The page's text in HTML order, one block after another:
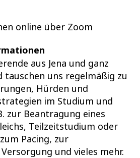
online über Zoom
aus Jena und ganz
tauschen uns regelmäßig zu
Hürden und
im Studium und
zur Beantragung eines
Teilzeitstudium oder
Pacing, zur
und vieles mehr.